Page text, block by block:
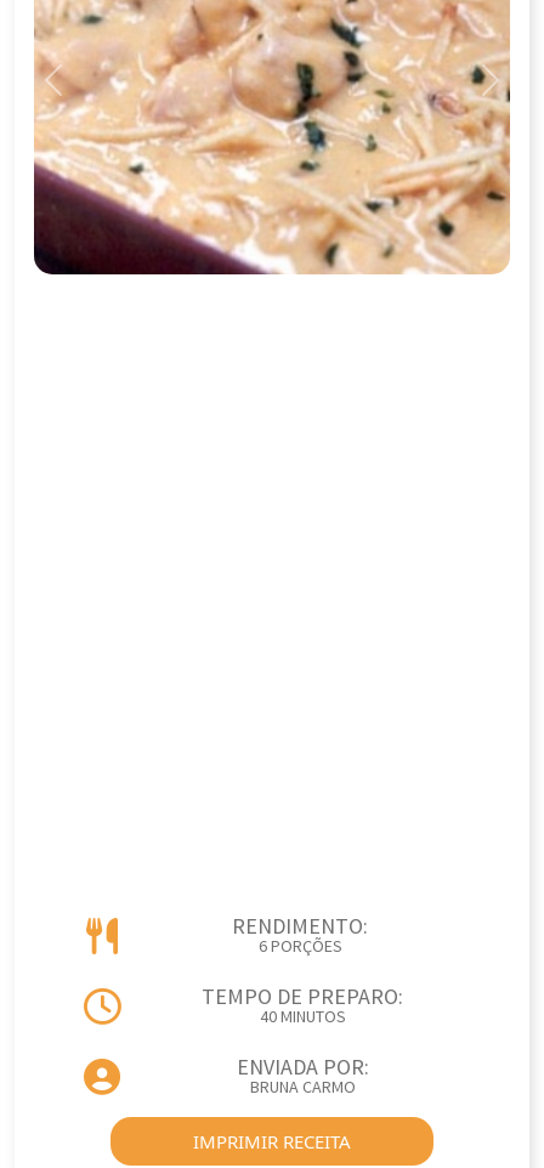
Previous Next
RENDIMENTO:
6 PORÇÕES
TEMPO DE PREPARO:
40 MINUTOS
ENVIADA POR:
BRUNA CARMO
IMPRIMIR RECEITA